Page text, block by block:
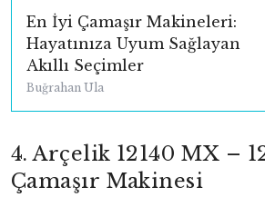
En İyi Çamaşır Makineleri:
Hayatınıza Uyum Sağlayan
Akıllı Seçimler
Buğrahan Ula
4. Arçelik 12140 MX –
Çamaşır Makinesi